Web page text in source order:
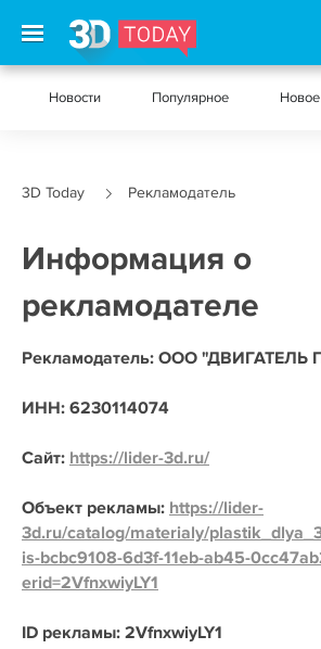
Новости Популярное Новое
3D Today Рекламодатель
Информация о
рекламодателе
Рекламодатель: ООО "ДВИГАТЕЛЬ
ИНН: 6230114074
Сайт: https://lider-3d.ru/
Объект рекламы: https://lider-
3d.ru/catalog/materialy/
is-bcbc9108-6d3f-11eb-ab45-
erid=2VfnxwiyLY1
ID рекламы: 2VfnxwiyLY1